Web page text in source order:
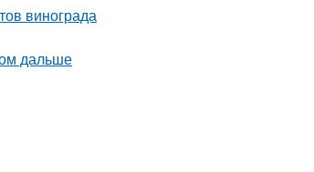
винограда
дальше